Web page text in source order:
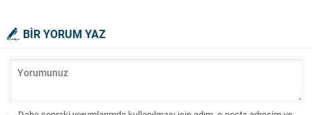
BİR YORUM YAZ